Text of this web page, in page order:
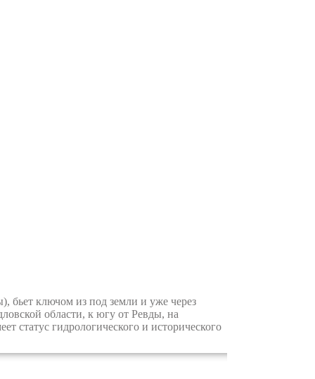
ключом из под земли и уже через
области, к югу от Ревды, на
статус гидрологического и исторического